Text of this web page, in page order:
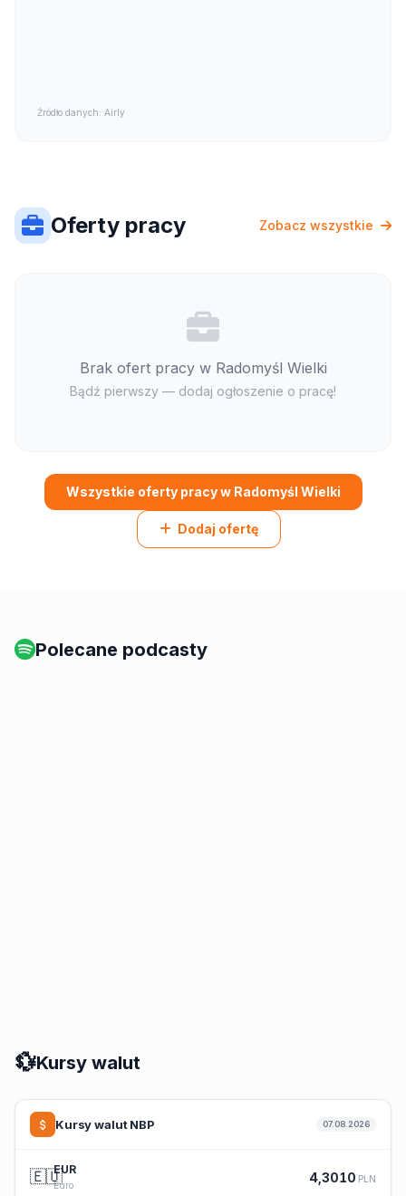
Źródło danych: Airly
Oferty pracy Zobacz wszystkie
Brak ofert pracy w Radomyśl Wielki
Bądź pierwszy — dodaj ogłoszenie o pracę!
Wszystkie oferty pracy w Radomyśl Wielki
Dodaj ofertę
Polecane podcasty
💱Kursy walut
Kursy walut NBP 07.08.2026
🇪🇺EUR
Euro
4,3010 PLN